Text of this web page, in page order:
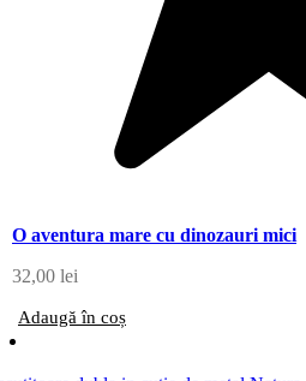
O aventura mare cu dinozauri mici
32,00 lei
Adaugă în coș